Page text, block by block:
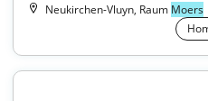
Neukirchen-Vluyn, Raum Moers